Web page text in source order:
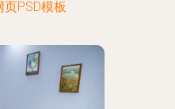
PSD模板